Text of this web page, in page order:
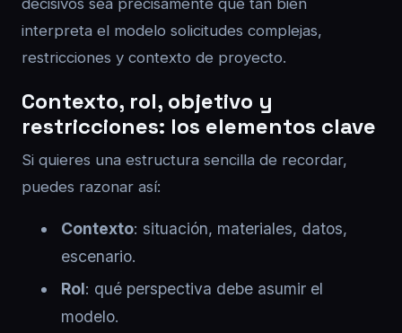
decisivos sea precisamente qué tan bien
interpreta el modelo solicitudes complejas,
restricciones y contexto de proyecto.
Contexto, rol, objetivo y
restricciones: los elementos clave
Si quieres una estructura sencilla de recordar,
puedes razonar así:
Contexto: situación, materiales, datos,
escenario.
Rol: qué perspectiva debe asumir el
modelo.